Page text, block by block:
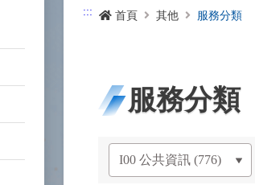
::: 首頁 其他 服務分類
服務分類